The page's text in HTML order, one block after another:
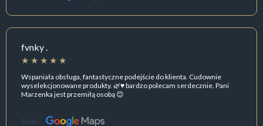
fvnky .
Wspaniała obsługa, fantastyczne podejście do klienta. Cudownie
wyselekcjonowane produkty. 🌿♥️ bardzo polecam serdecznie. Pani
Marzenka jest przemiłą osobą 😊
Źródło: